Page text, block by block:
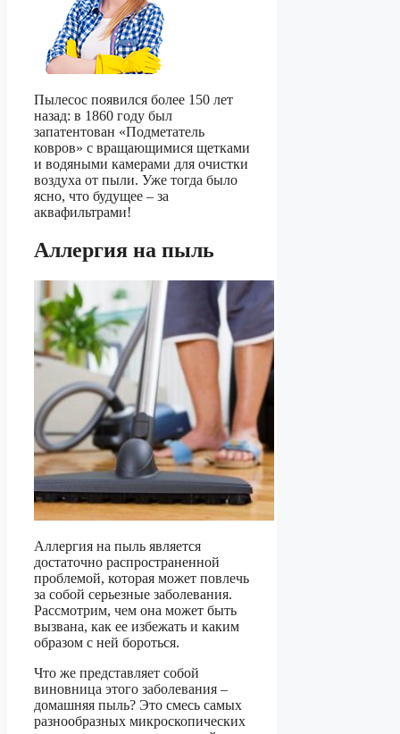
Пылесос появился более 150 лет
назад: в 1860 году был
запатентован «Подметатель
ковров» с вращающимися щетками
и водяными камерами для очистки
воздуха от пыли. Уже тогда было
ясно, что будущее – за
аквафильтрами!
Аллергия на пыль
Аллергия на пыль является
достаточно распространенной
проблемой, которая может повлечь
за собой серьезные заболевания.
Рассмотрим, чем она может быть
вызвана, как ее избежать и каким
образом с ней бороться.
Что же представляет собой
виновница этого заболевания –
домашняя пыль? Это смесь самых
разнообразных микроскопических